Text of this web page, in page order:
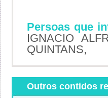
Persoas que
IGNACIO
QUINTANS,
Outros contidos